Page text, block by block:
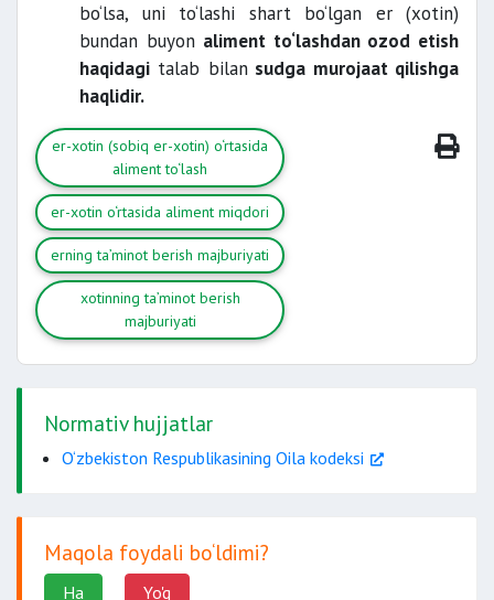
muayyan muddat bilan cheklab
qo‘yishi mumkin.
bo‘lsa, uni to‘lashi shart bo‘lgan er (xotin)
bundan buyon aliment to‘lashdan ozod etish
haqidagi talab bilansudga murojaat qilishga
haqlidir.
er-xotin (sobiq er-xotin) o‘rtasida
aliment to‘lash
er-xotin o‘rtasida aliment miqdori
erning ta’minot berish majburiyati
xotinning ta’minot berish
majburiyati
Normativ hujjatlar
O‘zbekiston Respublikasining Oila kodeksi
Maqola foydali bo‘ldimi?
Ha Yo'q